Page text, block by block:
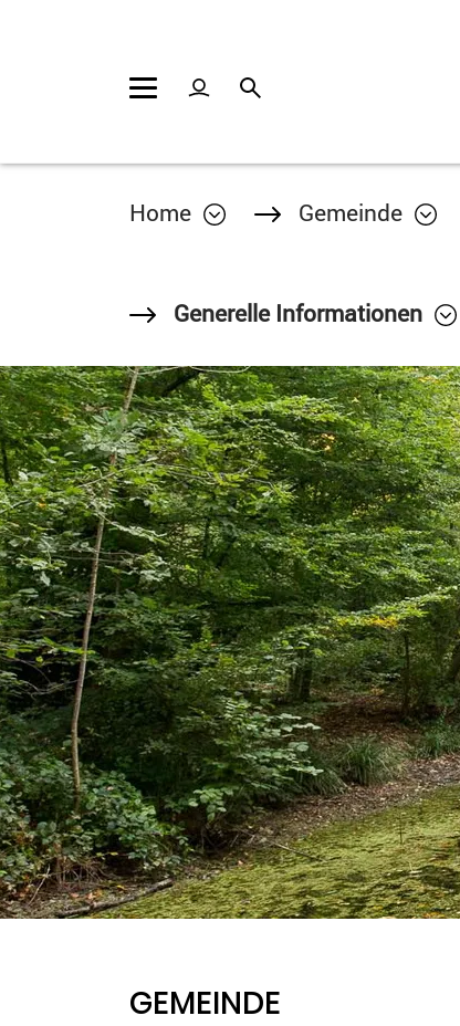
Home Gemeinde
Generelle Informationen
GEMEINDE